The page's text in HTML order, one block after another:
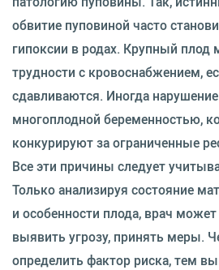
обвитие пуповиной часто
гипоксии в родах. Крупный
трудности с кровоснабжением,
сдавливаются. Иногда
многоплодной беременностью,
конкурируют за ограниченные
Все эти причины следует
Только анализируя состояние
и особенности плода, врач
выявить угрозу, принять меры.
определить фактор риска, тем